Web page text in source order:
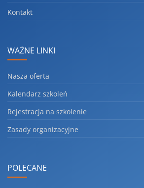
Kontakt
WAŻNE LINKI
Nasza oferta
Kalendarz szkoleń
Rejestracja na szkolenie
Zasady organizacyjne
POLECANE